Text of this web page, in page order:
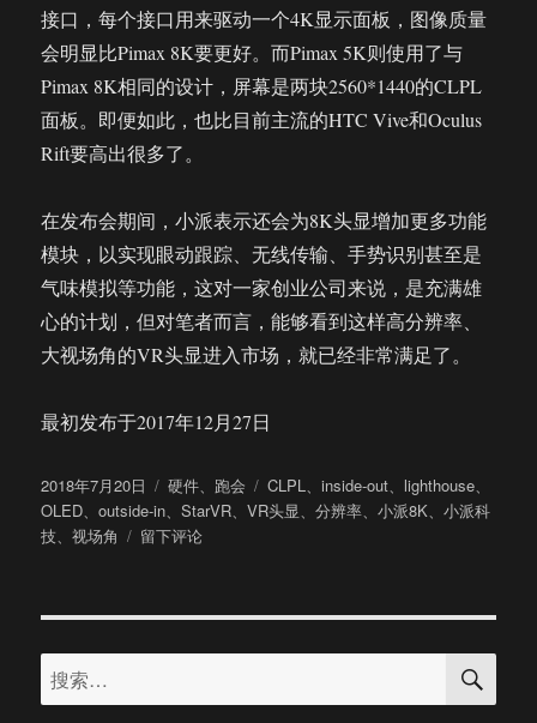
接口，每个接口用来驱动一个4K显示面板，图像质量
会明显比Pimax 8K要更好。而Pimax 5K则使用了与
Pimax 8K相同的设计，屏幕是两块2560*1440的CLPL
面板。即便如此，也比目前主流的HTC Vive和Oculus
Rift要高出很多了。
在发布会期间，小派表示还会为8K头显增加更多功能
模块，以实现眼动跟踪、无线传输、手势识别甚至是
气味模拟等功能，这对一家创业公司来说，是充满雄
心的计划，但对笔者而言，能够看到这样高分辨率、
大视场角的VR头显进入市场，就已经非常满足了。
最初发布于2017年12月27日
发
布
于
2018年7月20日
分
类
硬件、 跑会
标
签
CLPL、inside-out、 lighthouse、
OLED、outside-in、StarVR、VR头显、分辨率、小派8K、小派科
技、视场角
于
流
头
还
留下评论
搜
索：
搜